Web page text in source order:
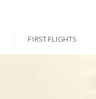
FIRST FLIGHTS